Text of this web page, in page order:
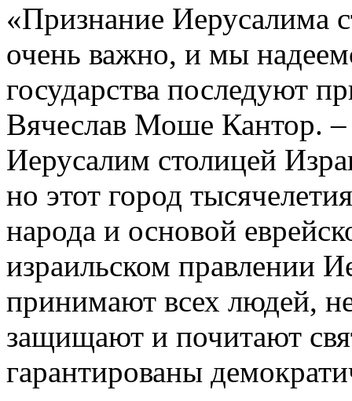
«Признание Иерусалима
очень важно, и мы
государства последуют
Вячеслав Моше Кантор.
Иерусалим столицей
но этот город
народа и основой
израильском правлении
принимают всех людей,
защищают и почитают
гарантированы